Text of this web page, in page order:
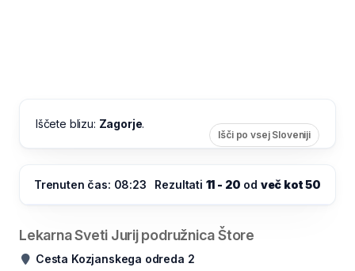
Iščete blizu: Zagorje.
Išči po vsej Sloveniji
Trenuten čas: 08:23 Rezultati 11 - 20 od več kot 50
Lekarna Sveti Jurij podružnica Štore
Cesta Kozjanskega odreda 2